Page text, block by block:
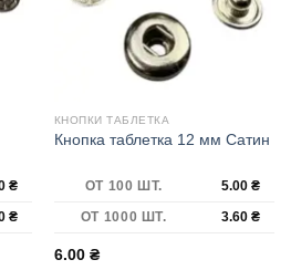
₴
₴
КНОПКИ ТАБЛЕТКА
Кнопка таблетка 12 мм Сатин
ОТ 100 ШТ. 5.00 ₴
ОТ 1000 ШТ.
3.60 ₴
6.00 ₴